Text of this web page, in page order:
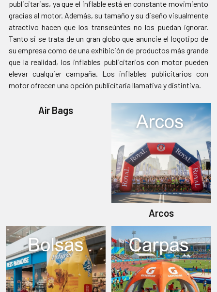
publicitarias, ya que el inflable está en constante movimiento
gracias al motor. Además, su tamaño y su diseño visualmente
atractivo hacen que los transeúntes no los puedan ignorar.
Tanto si se trata de un gran globo que anuncie el logotipo de
su empresa como de una exhibición de productos más grande
que la realidad, los inflables publicitarios con motor pueden
elevar cualquier campaña. Los inflables publicitarios con
motor ofrecen una opción publicitaria llamativa y distintiva.
Air Bags
Arcos